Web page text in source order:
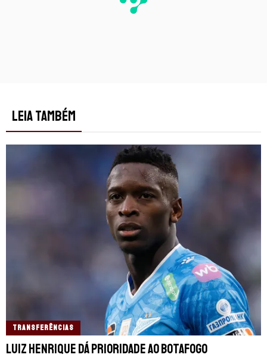
LEIA TAMBÉM
TRANSFERÊNCIAS
Luiz Henrique dá prioridade ao Botafogo